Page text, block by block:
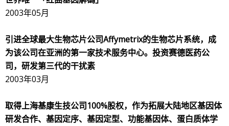
2003年05月
引进全球最大生物芯片公司Affymetrix的生物芯片系统，成
为该公司在亚洲的第一家技术服务中心。投资赛德医药公
司，研发第三代的干扰素
2003年03月
取得上海基康生技公司100%股权，作为拓展大陆地区基因体
研发合作、基因定序、基因定型、功能基因体、蛋白质体学